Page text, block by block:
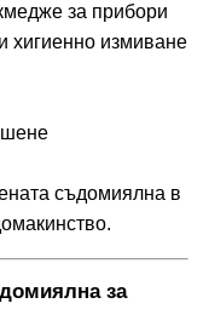
за прибори
хигиенно измиване
съдомиялна в
за